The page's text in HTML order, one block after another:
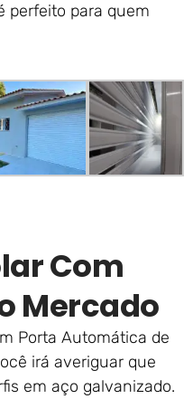
perfeito para quem
Com
Mercado
Porta Automática de
irá averiguar que
em aço galvanizado.